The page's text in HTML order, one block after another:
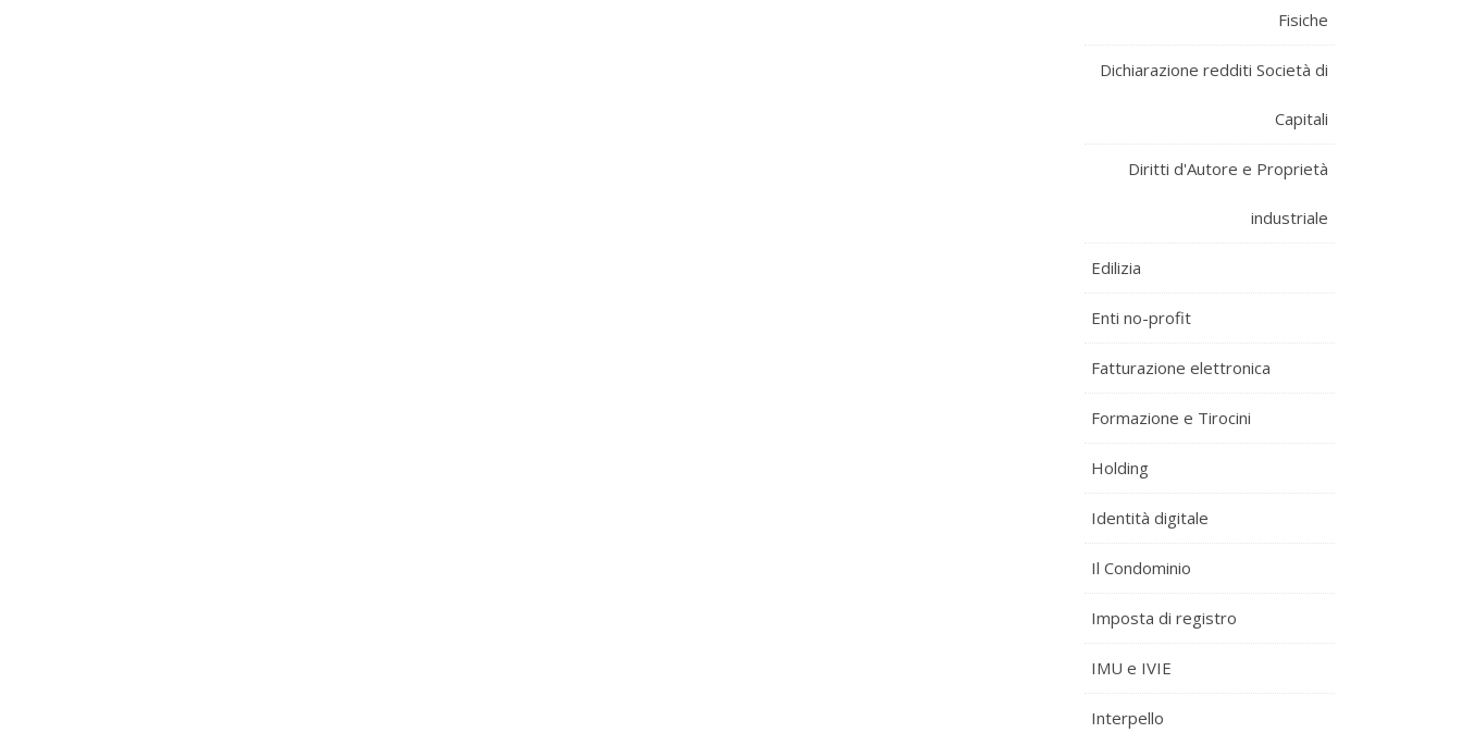
Fisiche
Dichiarazione redditi Società di
Capitali
Diritti d'Autore e Proprietà
industriale
Edilizia
Enti no-profit
Fatturazione elettronica
Formazione e Tirocini
Holding
Identità digitale
Il Condominio
Imposta di registro
IMU e IVIE
Interpello